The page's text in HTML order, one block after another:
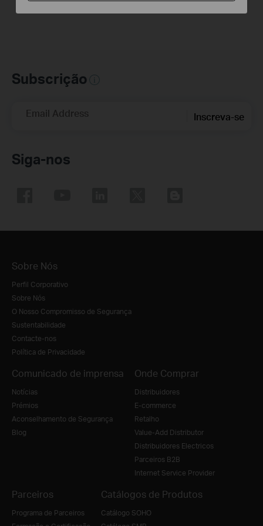
Subscrição
Email Address Inscreva-se
Siga-nos
Sobre Nós
Perfil Corporativo
Sobre Nós
O Nosso Compromisso de Segurança
Sustentabilidade
Contacte-nos
Política de Privacidade
Comunicado de imprensa
Notícias
Prémios
Aconselhamento de Segurança
Blog
Onde Comprar
Distribuidores
E-commerce
Retalho
Value-Add Distributor
Distribuidores Electricos
Parceiros B2B
Internet Service Provider
Parceiros
Programa de Parceiros
Catálogos de Produtos
Catálogo SOHO